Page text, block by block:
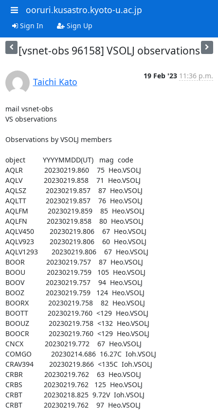
ooruri.kusastro.kyoto-u.ac.jp
Sign In Sign Up
[vsnet-obs 96158] VSOLJ observations
Taichi Kato
19 Feb '23 11:36 p.m.
mail vsnet-obs
VS observations
Observations by VSOLJ members
object         YYYYMMDD(UT)   mag  code
AQLR           20230219.860    75  Heo.VSOLJ
AQLV           20230219.858    71  Heo.VSOLJ
AQLSZ          20230219.857    87  Heo.VSOLJ
AQLTT          20230219.857    76  Heo.VSOLJ
AQLFM          20230219.859    85  Heo.VSOLJ
AQLFN          20230219.858    80  Heo.VSOLJ
AQLV450        20230219.806    67  Heo.VSOLJ
AQLV923        20230219.806    60  Heo.VSOLJ
AQLV1293       20230219.806    67  Heo.VSOLJ
BOOR           20230219.757    87  Heo.VSOLJ
BOOU           20230219.759   105  Heo.VSOLJ
BOOV           20230219.757    94  Heo.VSOLJ
BOOZ           20230219.759   124  Heo.VSOLJ
BOORX          20230219.758    82  Heo.VSOLJ
BOOTT          20230219.760  <129  Heo.VSOLJ
BOOUZ          20230219.758  <132  Heo.VSOLJ
BOOCR          20230219.760  <129  Heo.VSOLJ
CNCX           20230219.772    67  Heo.VSOLJ
COMGO          20230214.686  16.27C  Ioh.VSOLJ
CRAV394        20230219.866  <135C  Ioh.VSOLJ
CRBR           20230219.762    63  Heo.VSOLJ
CRBS           20230219.762   125  Heo.VSOLJ
CRBT           20230218.825  9.72V  Ioh.VSOLJ
CRBT           20230219.762    97  Heo.VSOLJ